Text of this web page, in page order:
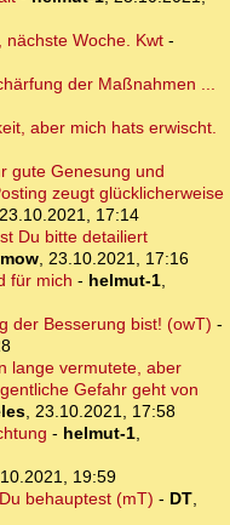
nächste Woche. Kwt-
der Maßnahmen ...
aber mich hats erwischt.
gute Genesung und
zeugt glücklicherweise
23.10.2021, 17:14
Du bitte detailiert
, 23.10.2021, 17:16
für mich - helmut-1,
der Besserung bist! (owT) -
lange vermutete, aber
Gefahr geht von
, 23.10.2021, 17:58
- helmut-1,
19:59
behauptest (mT) - DT,